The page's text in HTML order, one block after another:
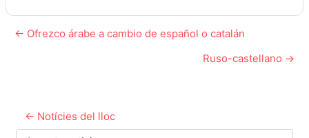
← Ofrezco árabe a cambio de español o catalán
Ruso-castellano →
← Notícies del lloc